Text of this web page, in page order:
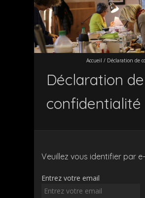
Accueil / Déclaration de
Déclaration de
confidentialité
Veuillez vous identifier par
Entrez votre email